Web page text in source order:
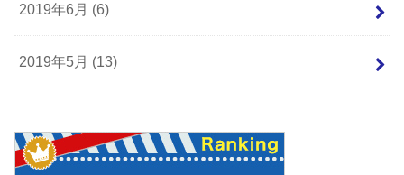
2019年6月 (6)
2019年5月 (13)